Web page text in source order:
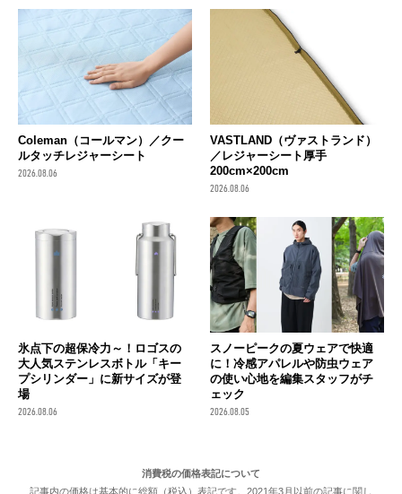
Coleman（コールマン）／クー
ルタッチレジャーシート
2026.08.06
VASTLAND（ヴァストランド）
／レジャーシート厚手
200cm×200cm
2026.08.06
氷点下の超保冷力～！ロゴスの
大人気ステンレスボトル「キー
プシリンダー」に新サイズが登
場
2026.08.06
スノーピークの夏ウェアで快適
に！冷感アパレルや防虫ウェア
の使い心地を編集スタッフがチ
ェック
2026.08.05
消費税の価格表記について
記事内の価格は基本的に総額（税込）表記です。2021年3月以前の記事に関し